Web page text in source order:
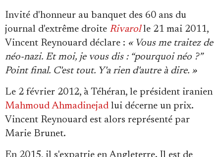
Invité d'honneur au banquet des 60 ans du
journal d'extrême droite Rivarolle 21 mai 2011,
Vincent Reynouard déclare : « Vous me traitez de
néo-nazi. Et moi, je vous dis : “pourquoi néo ?”
Point final. C'est tout. Y'a rien d'autre à dire. »
Le 2 février 2012, à Téhéran, le président iranien
Mahmoud Ahmadinejad lui décerne un prix.
Vincent Reynouard est alors représenté par
Marie Brunet.